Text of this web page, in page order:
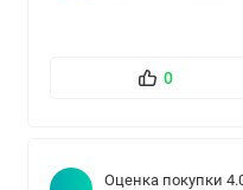
0
Оценка покупки